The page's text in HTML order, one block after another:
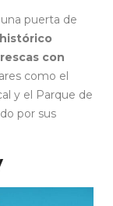
puerta de
con
como el
y el Parque de
por sus